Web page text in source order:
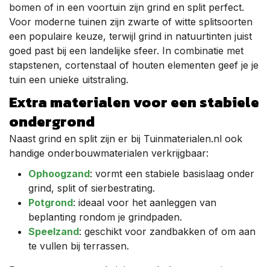
bomen of in een voortuin zijn grind en split perfect.
Voor moderne tuinen zijn zwarte of witte splitsoorten
een populaire keuze, terwijl grind in natuurtinten juist
goed past bij een landelijke sfeer. In combinatie met
stapstenen, cortenstaal of houten elementen geef je je
tuin een unieke uitstraling.
Extra materialen voor een stabiele
ondergrond
Naast grind en split zijn er bij Tuinmaterialen.nl ook
handige onderbouwmaterialen verkrijgbaar:
Ophoogzand: vormt een stabiele basislaag onder
grind, split of sierbestrating.
Potgrond: ideaal voor het aanleggen van
beplanting rondom je grindpaden.
Speelzand: geschikt voor zandbakken of om aan
te vullen bij terrassen.